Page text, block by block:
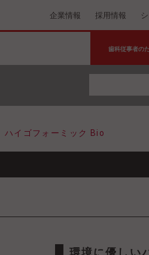
企業情報 採用情報
歯科従事者の
ハイゴフォーミック Bio
環境に優しいバイオベースポリエチレン素材を使用し